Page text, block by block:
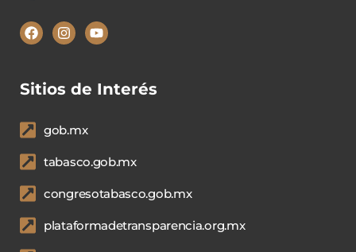
Sitios de Interés
gob.mx
tabasco.gob.mx
congresotabasco.gob.mx
plataformadetransparencia.org.mx